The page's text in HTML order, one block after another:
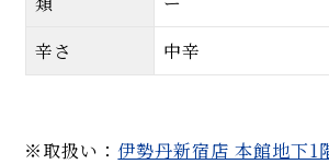
辛さ
中辛
※取扱い： 伊勢丹新宿店 本館地下1